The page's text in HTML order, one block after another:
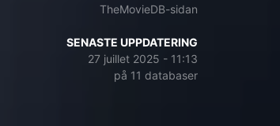
TheMovieDB-sidan
SENASTE UPPDATERING
27 juillet 2025 - 11:13
på 11 databaser